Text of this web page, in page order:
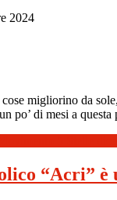
2024
migliorino da
po’ di mesi a questa
“Acri”